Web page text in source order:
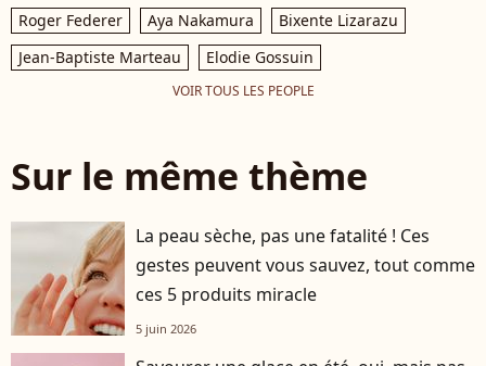
Roger Federer
Aya Nakamura
Bixente Lizarazu
Jean-Baptiste Marteau
Elodie Gossuin
VOIR TOUS LES PEOPLE
Sur le même thème
La peau sèche, pas une fatalité ! Ces
gestes peuvent vous sauvez, tout comme
ces 5 produits miracle
5 juin 2026